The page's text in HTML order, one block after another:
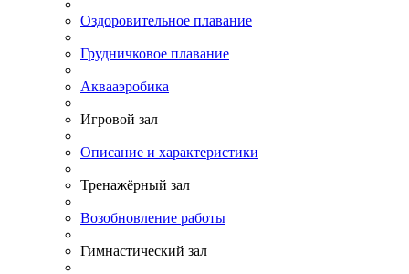
Оздоровительное плавание
Грудничковое плавание
Аквааэробика
Игровой зал
Описание и характеристики
Тренажёрный зал
Возобновление работы
Гимнастический зал